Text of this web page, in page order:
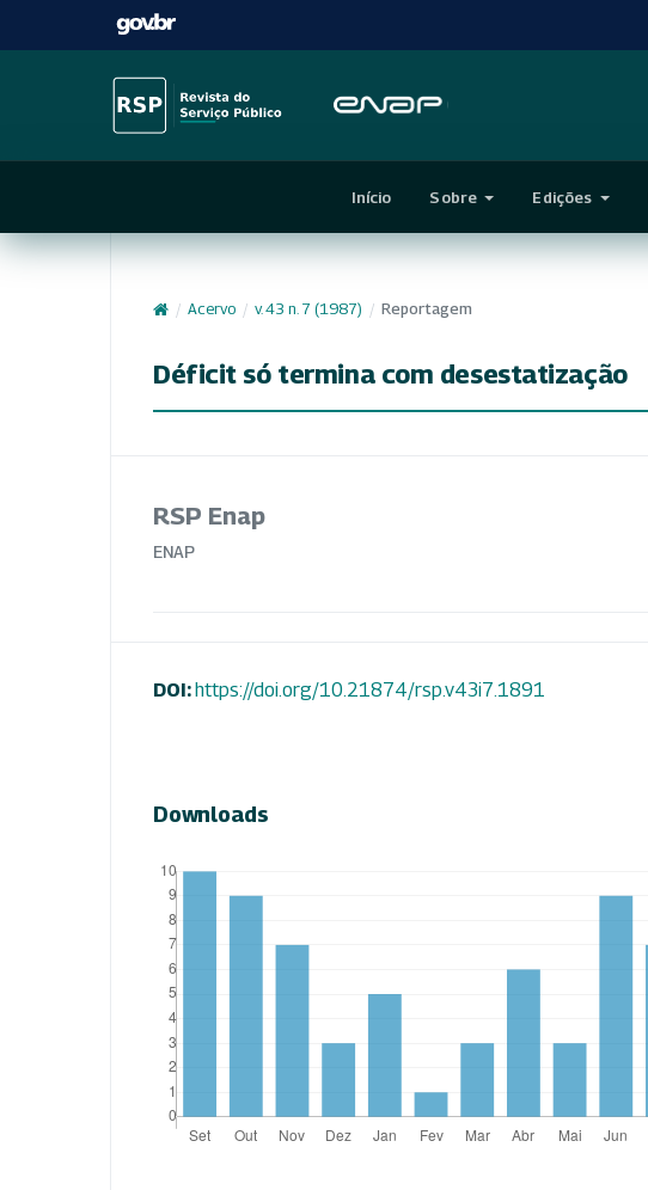
Início Sobre Edições
/ Acervo / v. 43 n. 7 (1987) / Reportagem
Déficit só termina com desestatização
RSP Enap
ENAP
DOI:https://doi.org/10.21874/rsp.v43i7.1891
Downloads